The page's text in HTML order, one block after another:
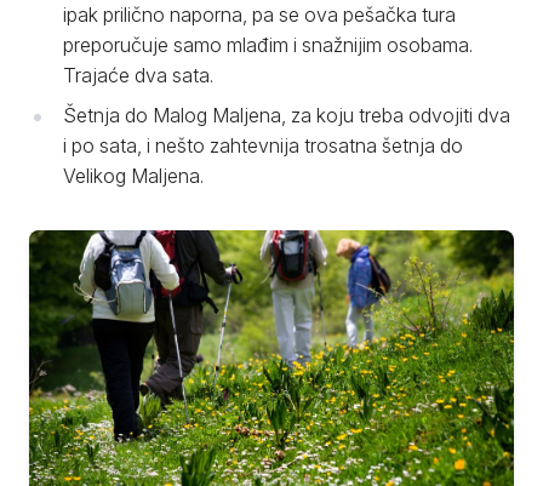
ipak prilično naporna, pa se ova pešačka tura
preporučuje samo mlađim i snažnijim osobama.
Trajaće dva sata.
Šetnja do Malog Maljena, za koju treba odvojiti dva
i po sata, i nešto zahtevnija trosatna šetnja do
Velikog Maljena.